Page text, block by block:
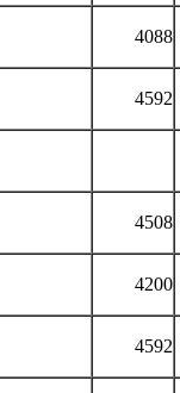
4088
4592
4508
4200
4592